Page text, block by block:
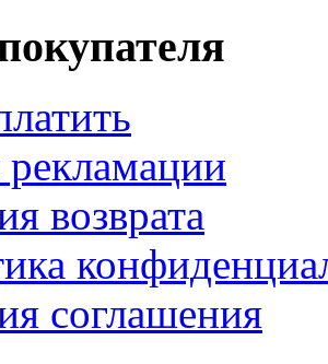
возврата
соглашения